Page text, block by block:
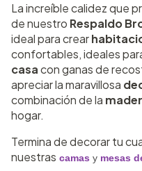
La increíble calidez que
de nuestro Respaldo
ideal para crear
confortables, ideales
casacon ganas de
apreciar la maravillosa
combinación de la
hogar.
Termina de decorar tu
nuestras camas y mesas